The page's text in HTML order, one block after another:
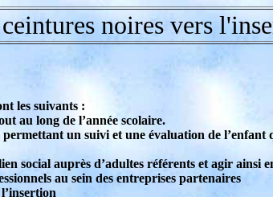
noires vers
les suivants :
au long de l’année scolaire.
un suivi et une évaluation de l’enfant
auprès d’adultes référents et agir ainsi
au sein des entreprises partenaires